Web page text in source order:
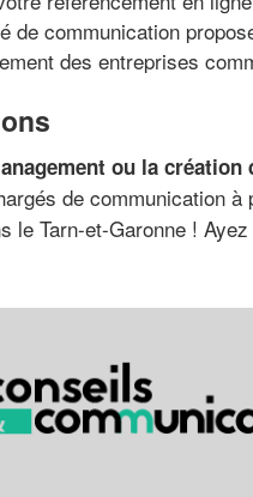
de communication
des entreprises
ou la création
de communication à
le Tarn-et-Garonne !